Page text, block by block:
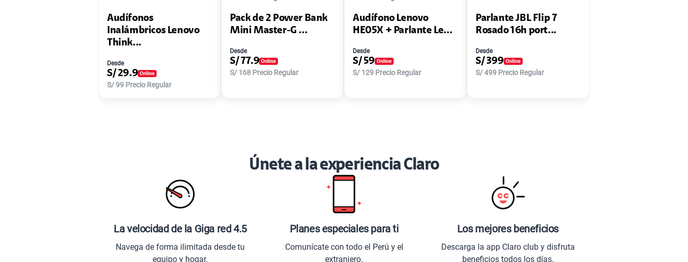
Audífonos
Inalámbricos Lenovo
Think...
Desde
S/ 29.9
S/99 Precio Regular
Pack de 2 Power Bank
Mini Master-G ...
Desde
S/77.9
S/ 168 Precio Regular
Audífono Lenovo
HE05X + Parlante Le...
Desde
S/ 59
S/ 129 Precio Regular
Parlante JBL Flip 7
Rosado 16h port...
Desde
S/ 399
S/499 Precio Regular
Únete a la experiencia Claro
La velocidad de la Giga red 4.5
Navega de forma ilimitada desde tu
equipo y hogar.
Planes especiales para ti
Comunícate con todo el Perú y el
extranjero.
Los mejores beneficios
Descarga la app Claro club y disfruta
beneficios todos los días.